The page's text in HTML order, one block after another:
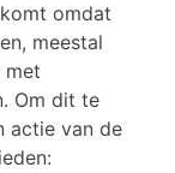
omdat
meestal
met
Om dit te
actie van de